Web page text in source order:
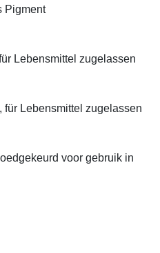
Pigment
Lebensmittel zugelassen
für Lebensmittel zugelassen
voor gebruik in